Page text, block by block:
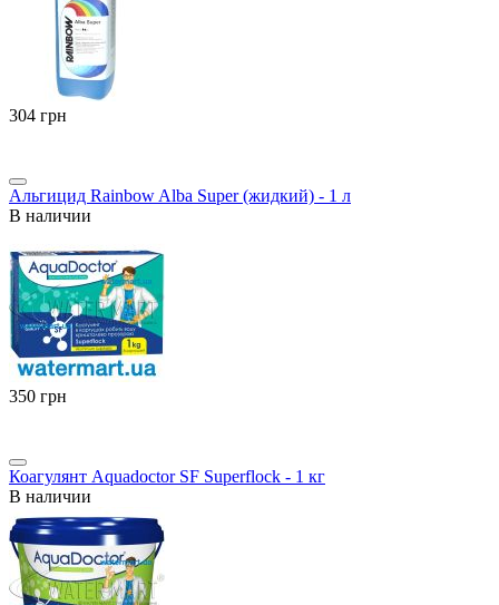
‍304‍ грн
Альгицид Rainbow Alba Super (жидкий) - 1 л
В наличии
‍350‍ грн
Коагулянт Aquadoctor SF Superflock - 1 кг
В наличии